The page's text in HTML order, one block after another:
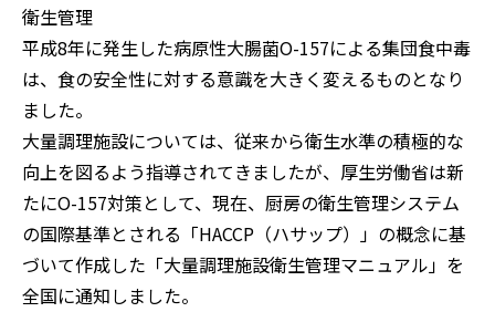
衛生管理
平成8年に発生した病原性大腸菌O-157による集団食中毒
は、食の安全性に対する意識を大きく変えるものとなり
ました。
大量調理施設については、従来から衛生水準の積極的な
向上を図るよう指導されてきましたが、厚生労働省は新
たにO-157対策として、現在、厨房の衛生管理システム
の国際基準とされる「HACCP（ハサップ）」の概念に基
づいて作成した「大量調理施設衛生管理マニュアル」を
全国に通知しました。